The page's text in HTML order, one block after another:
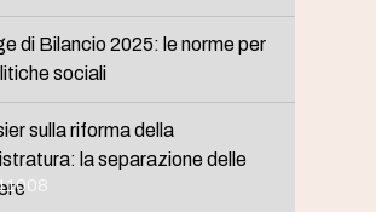
di Bilancio 2025: le norme per
sociali
sulla riforma della
la separazione delle